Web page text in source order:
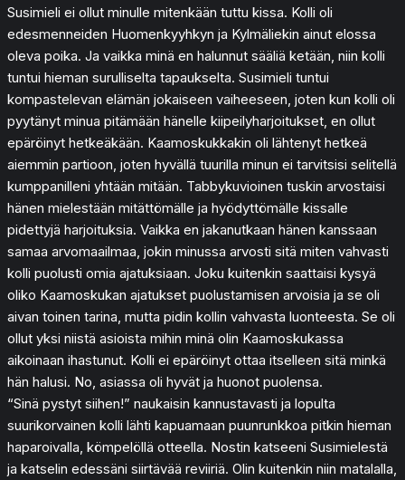
Susimieli ei ollut minulle mitenkään tuttu kissa. Kolli oli
edesmenneiden Huomenkyyhkyn ja Kylmäliekin ainut elossa
oleva poika. Ja vaikka minä en halunnut sääliä ketään, niin kolli
tuntui hieman surulliselta tapaukselta. Susimieli tuntui
kompastelevan elämän jokaiseen vaiheeseen, joten kun kolli oli
pyytänyt minua pitämään hänelle kiipeilyharjoitukset, en ollut
epäröinyt hetkeäkään. Kaamoskukkakin oli lähtenyt hetkeä
aiemmin partioon, joten hyvällä tuurilla minun ei tarvitsisi selitellä
kumppanilleni yhtään mitään. Tabbykuvioinen tuskin arvostaisi
hänen mielestään mitättömälle ja hyödyttömälle kissalle
pidettyjä harjoituksia. Vaikka en jakanutkaan hänen kanssaan
samaa arvomaailmaa, jokin minussa arvosti sitä miten vahvasti
kolli puolusti omia ajatuksiaan. Joku kuitenkin saattaisi kysyä
oliko Kaamoskukan ajatukset puolustamisen arvoisia ja se oli
aivan toinen tarina, mutta pidin kollin vahvasta luonteesta. Se oli
ollut yksi niistä asioista mihin minä olin Kaamoskukassa
aikoinaan ihastunut. Kolli ei epäröinyt ottaa itselleen sitä minkä
hän halusi. No, asiassa oli hyvät ja huonot puolensa.
“Sinä pystyt siihen!” naukaisin kannustavasti ja lopulta
suurikorvainen kolli lähti kapuamaan puunrunkkoa pitkin hieman
haparoivalla, kömpelöllä otteella. Nostin katseeni Susimielestä
ja katselin edessäni siirtävää reviiriä. Olin kuitenkin niin matalalla,